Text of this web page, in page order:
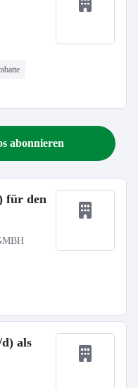
abonnieren
für den
als